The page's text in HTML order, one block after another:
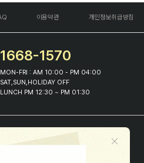
이용약관 개인정보취급방침
1668-1570
MON-FRI : AM 10:00 - PM 04:00
SAT,SUN,HOLIDAY OFF
LUNCH PM 12:30 ~ PM 01:30